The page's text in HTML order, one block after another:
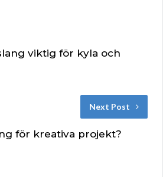
viktig för kyla och
Next Post
för kreativa projekt?